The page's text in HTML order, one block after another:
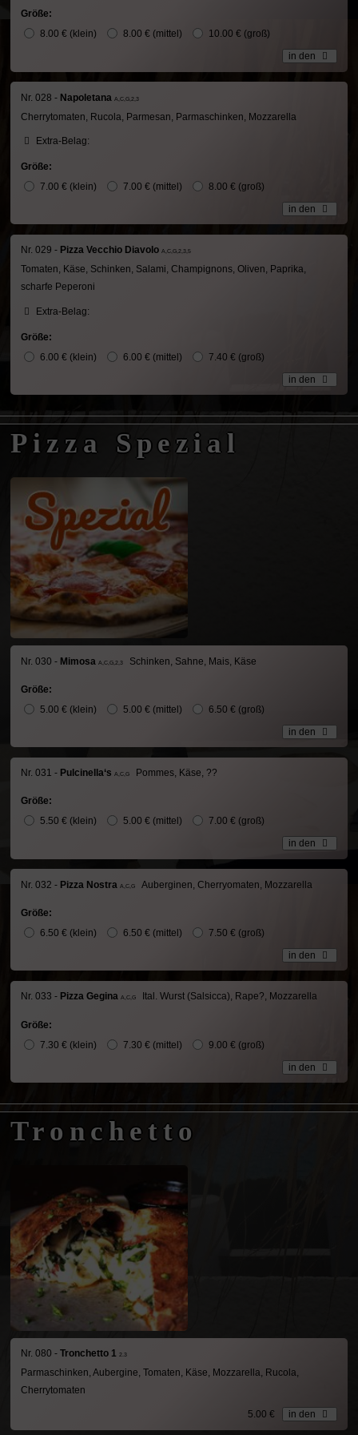
Größe:
8.00 € (klein) 8.00 € (mittel) 10.00 € (groß)
in den
Nr. 028 - Napoletana A,C,G,2,3
Cherrytomaten, Rucola, Parmesan, Parmaschinken, Mozzarella
Extra-Belag:
Größe:
7.00 € (klein) 7.00 € (mittel) 8.00 € (groß)
in den
Nr. 029 - Pizza Vecchio Diavolo A,C,G,2,3,5
Tomaten, Käse, Schinken, Salami, Champignons, Oliven, Paprika,
scharfe Peperoni
Extra-Belag:
Größe:
6.00 € (klein) 6.00 € (mittel) 7.40 € (groß)
in den
Pizza Spezial
Nr. 030 - Mimosa A,C,G,2,3 Schinken, Sahne, Mais, Käse
Größe:
5.00 € (klein) 5.00 € (mittel) 6.50 € (groß)
in den
Nr. 031 - Pulcinella‘s A,C,G Pommes, Käse, ??
Größe:
5.50 € (klein) 5.00 € (mittel) 7.00 € (groß)
in den
Nr. 032 - Pizza Nostra A,C,G Auberginen, Cherryomaten, Mozzarella
Größe:
6.50 € (klein) 6.50 € (mittel) 7.50 € (groß)
in den
Nr. 033 - Pizza Gegina A,C,G Ital. Wurst (Salsicca), Rape?, Mozzarella
Größe:
7.30 € (klein) 7.30 € (mittel) 9.00 € (groß)
in den
Tronchetto
Nr. 080 - Tronchetto 1 2.3
Parmaschinken, Aubergine, Tomaten, Käse, Mozzarella, Rucola,
Cherrytomaten
5.00 € in den